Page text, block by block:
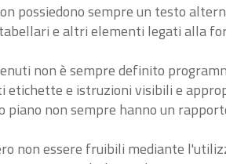
possiedono sempre un testo
e altri elementi legati alla
non è sempre definito
etichette e istruzioni visibili e
piano non sempre hanno un
non essere fruibili mediante